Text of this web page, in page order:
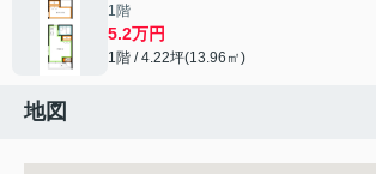
1階
5.2万円
1階 / 4.22坪(13.96㎡)
地図